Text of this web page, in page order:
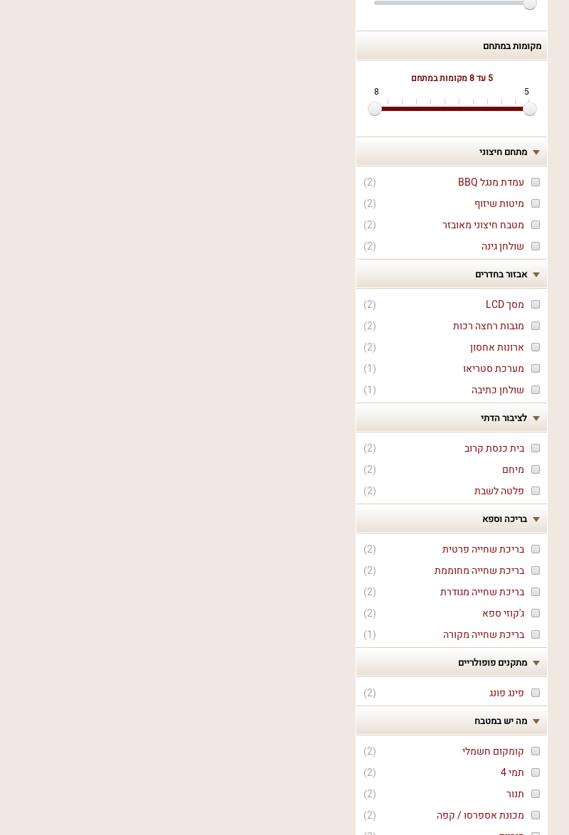
מקומות במתחם
5 עד 8
מקומות במתחם
5
8
מתחם חיצוני
(
2
)
עמדת מנגל BBQ
(
2
)
מיטות שיזוף
(
2
)
מטבח חיצוני מאובזר
(
2
) שולחן גינה
אבזור בחדרים
(
2
)
מסך LCD
(
2
)
מגבות רחצה רכות
(
2
)
ארונות אחסון
(
1
)
מערכת סטריאו
(
1
) שולחן כתיבה
לציבור הדתי
(
2
)
בית כנסת קרוב
(
2
)
מיחם
(
2
) פלטה לשבת
בריכה וספא
(
2
)
בריכת שחייה פרטית
(
2
)
בריכת שחייה מחוממת
(
2
)
בריכת שחייה מגודרת
(
2
)
ג'קוזי ספא
(
1
) בריכת שחייה מקורה
מתקנים פופולריים
(
2
) פינג פונג
מה יש במטבח
(
2
)
קומקום חשמלי
(
2
)
תמי 4
(
2
)
תנור
(
2
)
מכונת אספרסו / קפה